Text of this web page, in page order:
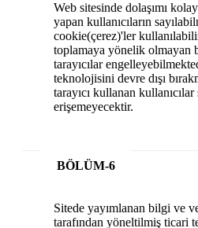
Web sitesinde dolaşımı
yapan kullanıcıların
cookie(çerez)'ler
toplamaya yönelik olmayan
tarayıcılar
teknolojisini devre dışı
tarayıcı kullanan
erişemeyecektir.
BÖLÜM-6
Sitede yayımlanan bilgi ve
tarafından yöneltilmiş ticari